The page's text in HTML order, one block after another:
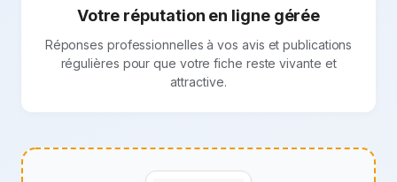
Votre réputation en ligne gérée
Réponses professionnelles à vos avis et publications
régulières pour que votre fiche reste vivante et
attractive.